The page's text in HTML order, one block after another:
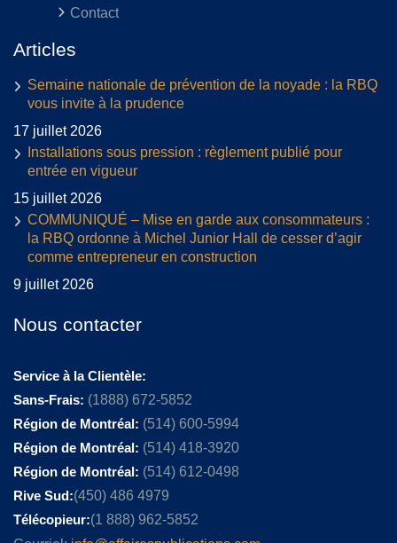
Contact
Articles
Semaine nationale de prévention de la noyade : la RBQ
vous invite à la prudence
17 juillet 2026
Installations sous pression : règlement publié pour
entrée en vigueur
15 juillet 2026
COMMUNIQUÉ – Mise en garde aux consommateurs :
la RBQ ordonne à Michel Junior Hall de cesser d’agir
comme entrepreneur en construction
9 juillet 2026
Nous contacter
Service à la Clientèle:
Sans-Frais: (1888) 672-5852
Région de Montréal: (514) 600-5994
Région de Montréal: (514) 418-3920
Région de Montréal: (514) 612-0498
Rive Sud:(450) 486 4979
Télécopieur:(1 888) 962-5852